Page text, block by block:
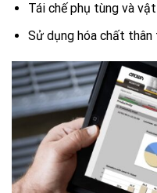
Tái chế phụ tùng và
Sử dụng hóa chất